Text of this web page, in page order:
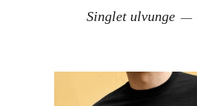
Singlet ulvunge —